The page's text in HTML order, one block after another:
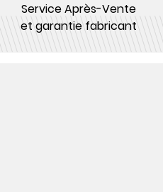
Service Après-Vente
et garantie fabricant